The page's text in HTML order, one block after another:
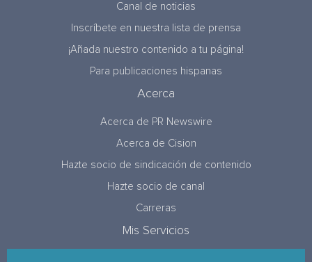
Canal de noticias
Inscríbete en nuestra lista de prensa
¡Añada nuestro contenido a tu página!
Para publicaciones hispanas
Acerca
Acerca de PR Newswire
Acerca de Cision
Hazte socio de sindicación de contenido
Hazte socio de canal
Carreras
Mis Servicios